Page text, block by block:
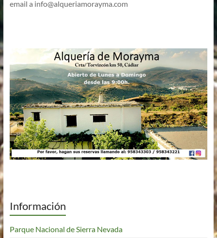
email a info@alqueriamorayma.com
Información
Parque Nacional de Sierra Nevada